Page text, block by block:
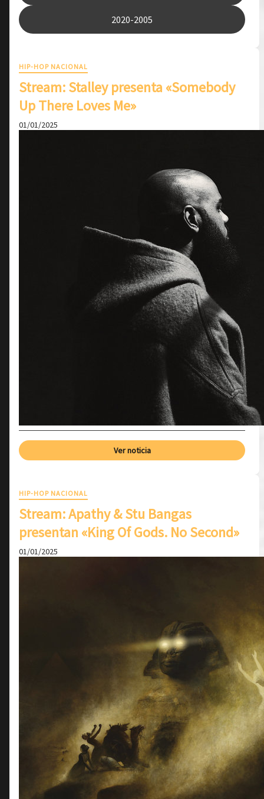
2020-2005
HIP-HOP NACIONAL
Stream: Stalley presenta «Somebody
Up There Loves Me»
01/01/2025
Ver noticia
HIP-HOP NACIONAL
Stream: Apathy & Stu Bangas
presentan «King Of Gods. No Second»
01/01/2025